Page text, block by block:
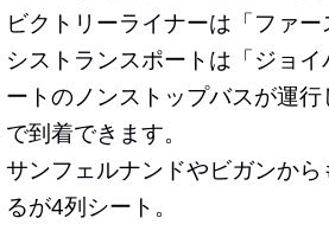
ビクトリーライナーは「ファ
シストランスポートは「ジョ
ートのノンストップバスが運
で到着できます。
サンフェルナンドやビガンか
るが4列シート。